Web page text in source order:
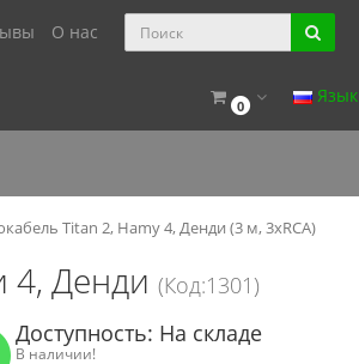
О нас
0 Язык
Titan 2, Hamy 4, Денди (3 м, 3хRCA)
4, Денди (Код:1301)
Доступность: На складе
В наличии!